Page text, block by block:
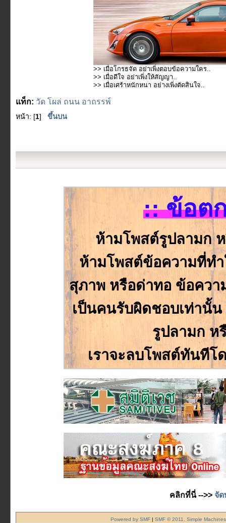
>> เมื่อโกรธจัด อย่าเพิ่งตอบข้อความใคร..
>> เมื่อดีใจ อย่าเพิ่งให้สัญญา..
>> เมื่อเศร้าหนักหนา อย่างเพิ่งตัดสินใจ..
แท็ก: วัด โผล่ ถนน อาถรรพ์
หน้า: [1] ขึ้นบน
:: ข้อต
ห้ามโพสต์รูปลามก
ห้ามโพสต์ข้อความที่ทำ
สุภาพ หรือด่าทอ ข้อควา
เป็นคนรับผิดชอบเท่านั้น
รูปลามก ห
เราจะลบโพสต์ทันทีโ
คลิกที่นี่ -->>จัด
Powered by SMF |SMF © 2011, Simple Machines